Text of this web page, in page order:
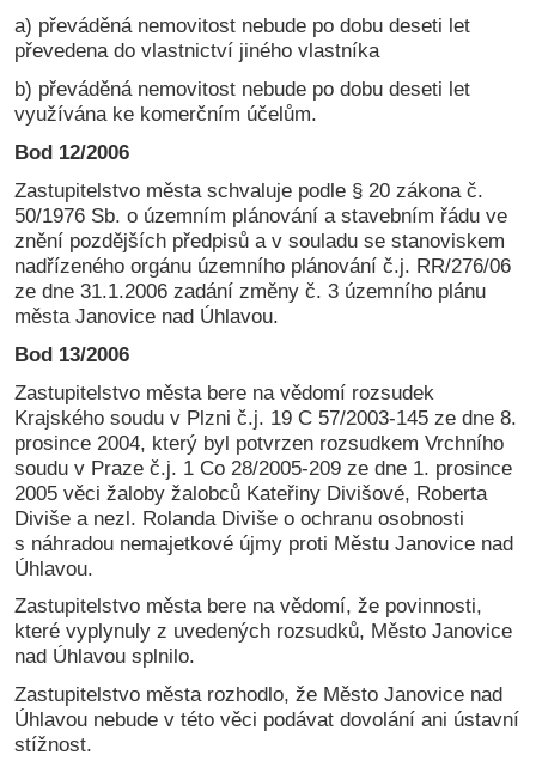
a) převáděná nemovitost nebude po dobu deseti let
převedena do vlastnictví jiného vlastníka
b) převáděná nemovitost nebude po dobu deseti let
využívána ke komerčním účelům.
Bod 12/2006
Zastupitelstvo města schvaluje podle § 20 zákona č.
50/1976 Sb. o územním plánování a stavebním řádu ve
znění pozdějších předpisů a v souladu se stanoviskem
nadřízeného orgánu územního plánování č.j. RR/276/06
ze dne 31.1.2006 zadání změny č. 3 územního plánu
města Janovice nad Úhlavou.
Bod 13/2006
Zastupitelstvo města bere na vědomí rozsudek
Krajského soudu v Plzni č.j. 19 C 57/2003-145 ze dne 8.
prosince 2004, který byl potvrzen rozsudkem Vrchního
soudu v Praze č.j. 1 Co 28/2005-209 ze dne 1. prosince
2005 věci žaloby žalobců Kateřiny Divišové, Roberta
Diviše a nezl. Rolanda Diviše o ochranu osobnosti
s náhradou nemajetkové újmy proti Městu Janovice nad
Úhlavou.
Zastupitelstvo města bere na vědomí, že povinnosti,
které vyplynuly z uvedených rozsudků, Město Janovice
nad Úhlavou splnilo.
Zastupitelstvo města rozhodlo, že Město Janovice nad
Úhlavou nebude v této věci podávat dovolání ani ústavní
stížnost.